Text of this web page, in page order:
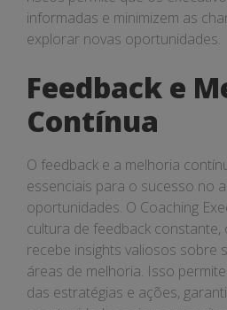
informadas e minimizem as
explorar novas oportunidades.
Feedback e
Contínua
O feedback e a melhoria
essenciais para o sucesso no
oportunidades. O Coaching
cultura de feedback constante,
recebe insights valiosos sobre
áreas de melhoria. Isso
das estratégias e ações,